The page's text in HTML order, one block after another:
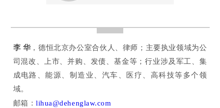
李 华，德恒北京办公室合伙人、律师；主要执业领域为公
司混改、上市、并购、发债、基金等；行业涉及军工、集
成电路、能源、制造业、汽车、医疗、高科技等多个领
域。
邮箱：lihua@dehenglaw.com